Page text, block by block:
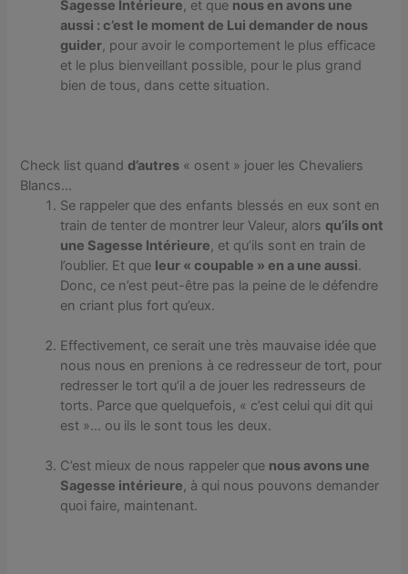
Sagesse Intérieure, et que nous en avons une
aussi : c’est le moment de Lui demander de nous
guider, pour avoir le comportement le plus efficace
et le plus bienveillant possible, pour le plus grand
bien de tous, dans cette situation.
Check list quand d’autres « osent » jouer les Chevaliers
Blancs…
Se rappeler que des enfants blessés en eux sont en
train de tenter de montrer leur Valeur, alors qu’ils ont
une Sagesse Intérieure, et qu’ils sont en train de
l’oublier. Et que leur « coupable » en a une aussi.
Donc, ce n’est peut-être pas la peine de le défendre
en criant plus fort qu’eux.
Effectivement, ce serait une très mauvaise idée que
nous nous en prenions à ce redresseur de tort, pour
redresser le tort qu’il a de jouer les redresseurs de
torts. Parce que quelquefois, « c’est celui qui dit qui
est »… ou ils le sont tous les deux.
C’est mieux de nous rappeler que nous avons une
Sagesse intérieure, à qui nous pouvons demander
quoi faire, maintenant.